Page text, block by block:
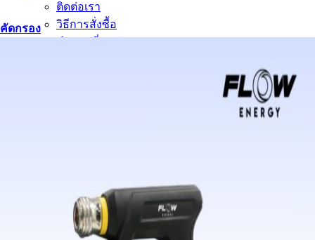
ติดต่อเรา
วิธีการสั่งซื้อ
คัดกรอง